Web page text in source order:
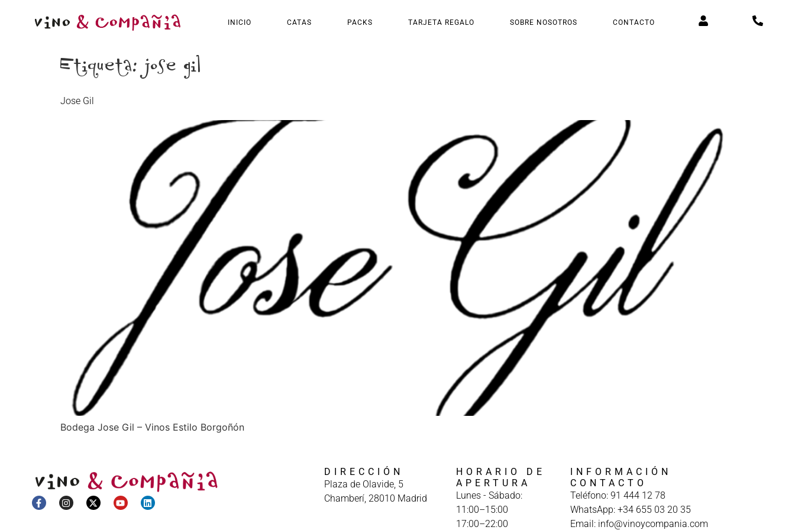
INICIO CATAS PACKS TARJETA REGALO SOBRE NOSOTROS CONTACTO
Etiqueta: jose gil
Jose Gil
Bodega Jose Gil – Vinos Estilo Borgoñón
DIRECCIÓN
Plaza de Olavide, 5
Chamberí, 28010 Madrid
HORARIO DE
APERTURA
Lunes - Sábado:
11:00–15:00
17:00–22:00
INFORMACIÓN
CONTACTO
Teléfono: 91 444 12 78
WhatsApp: +34 655 03 20 35
Email: info@vinoycompania.com